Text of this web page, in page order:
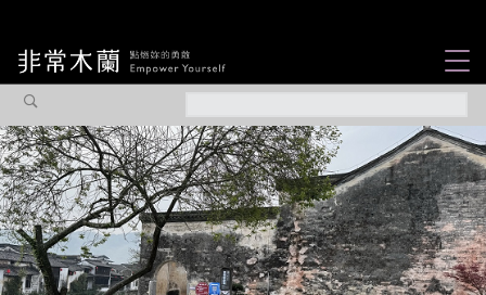
觀點專欄
焦點企劃
社會企業
認識我們